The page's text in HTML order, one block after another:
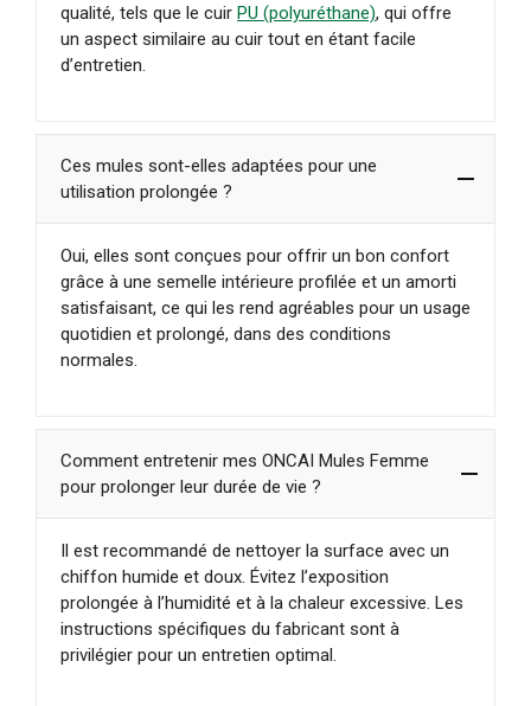
qualité, tels que le cuir PU (polyuréthane), qui offre
un aspect similaire au cuir tout en étant facile
d’entretien.
Ces mules sont-elles adaptées pour une
utilisation prolongée ?
Oui, elles sont conçues pour offrir un bon confort
grâce à une semelle intérieure profilée et un amorti
satisfaisant, ce qui les rend agréables pour un usage
quotidien et prolongé, dans des conditions
normales.
Comment entretenir mes ONCAI Mules Femme
pour prolonger leur durée de vie ?
Il est recommandé de nettoyer la surface avec un
chiffon humide et doux. Évitez l’exposition
prolongée à l’humidité et à la chaleur excessive. Les
instructions spécifiques du fabricant sont à
privilégier pour un entretien optimal.